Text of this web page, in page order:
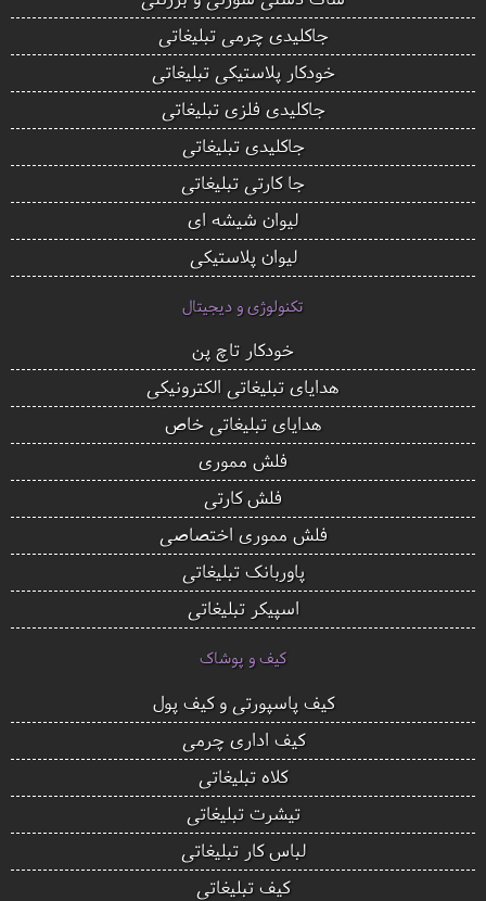
جاکلیدی چرمی تبلیغاتی
خودکار پلاستیکی تبلیغاتی
جاکلیدی فلزی تبلیغاتی
جاکلیدی تبلیغاتی
جا کارتی تبلیغاتی
لیوان شیشه ای
لیوان پلاستیکی
تکنولوژی و دیجیتال
خودکار تاچ پن
هدایای تبلیغاتی الکترونیکی
هدایای تبلیغاتی خاص
فلش مموری
فلش کارتی
فلش مموری اختصاصی
پاوربانک تبلیغاتی
اسپیکر تبلیغاتی
کیف و پوشاک
کیف پاسپورتی و کیف پول
کیف اداری چرمی
کلاه تبلیغاتی
تیشرت تبلیغاتی
لباس کار تبلیغاتی
کیف تبلیغاتی